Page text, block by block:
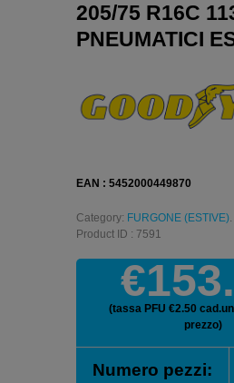
205/75 R16C
PNEUMATICI
EAN : 5452000449870
Category: FURGONE (ESTIVE)
Product ID : 7591
(tassa PFU €2.50
prezzo)
Numero pezzi: